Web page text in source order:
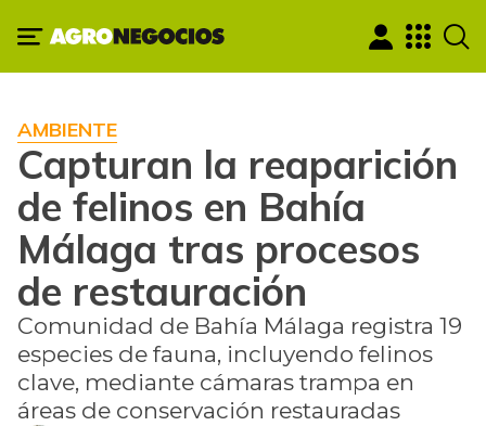
AMBIENTE
Capturan la reaparición
de felinos en Bahía
Málaga tras procesos
de restauración
Comunidad de Bahía Málaga registra 19
especies de fauna, incluyendo felinos
clave, mediante cámaras trampa en
áreas de conservación restauradas